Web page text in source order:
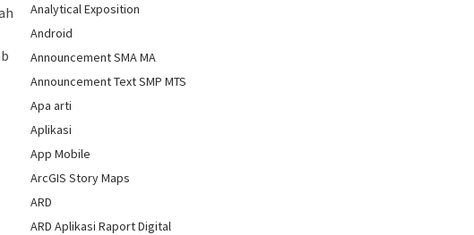
Analytical Exposition
Android
Announcement SMA MA
Announcement Text SMP MTS
Apa arti
Aplikasi
App Mobile
ArcGIS Story Maps
ARD
ARD Aplikasi Raport Digital